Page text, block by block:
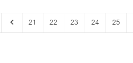
keyboard_arrow_left 21 22 23 24 25